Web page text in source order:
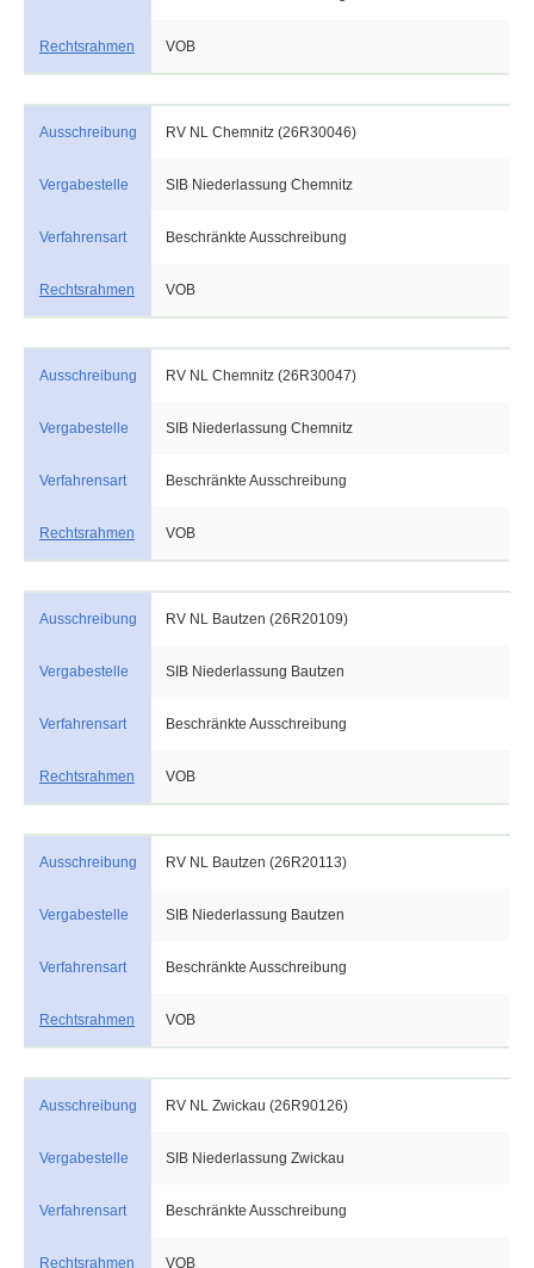
Rechtsrahmen VOB
Ausschreibung RV NL Chemnitz (26R30046)
Vergabestelle SIB Niederlassung Chemnitz
Verfahrensart Beschränkte Ausschreibung
Rechtsrahmen VOB
Ausschreibung RV NL Chemnitz (26R30047)
Vergabestelle SIB Niederlassung Chemnitz
Verfahrensart Beschränkte Ausschreibung
Rechtsrahmen VOB
Ausschreibung RV NL Bautzen (26R20109)
Vergabestelle SIB Niederlassung Bautzen
Verfahrensart Beschränkte Ausschreibung
Rechtsrahmen VOB
Ausschreibung RV NL Bautzen (26R20113)
Vergabestelle SIB Niederlassung Bautzen
Verfahrensart Beschränkte Ausschreibung
Rechtsrahmen VOB
Ausschreibung RV NL Zwickau (26R90126)
Vergabestelle SIB Niederlassung Zwickau
Verfahrensart Beschränkte Ausschreibung
Rechtsrahmen VOB